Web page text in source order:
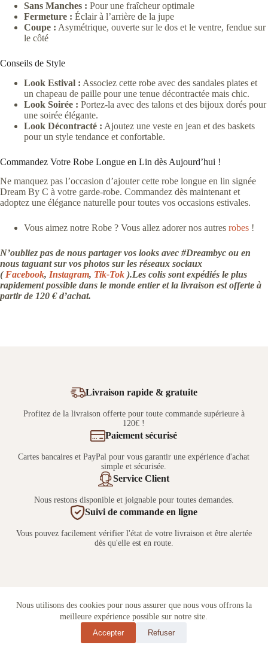
Nous utilisons des cookies pour nous assurer que nous vous offrons la
meilleure expérience possible sur notre site.
Accepter
Refuser
Sans Manches : Pour une fraîcheur optimale
Fermeture : Éclair à l’arrière de la jupe
Coupe : Asymétrique, ouverte sur le dos et le ventre, fendue sur
le côté
Conseils de Style
Look Estival : Associez cette robe avec des sandales plates et
un chapeau de paille pour une tenue décontractée mais chic.
Look Soirée : Portez-la avec des talons et des bijoux dorés pour
une soirée élégante.
Look Décontracté : Ajoutez une veste en jean et des baskets
pour un style tendance et confortable.
Commandez Votre Robe Longue en Lin dès Aujourd’hui !
Ne manquez pas l’occasion d’ajouter cette robe longue en lin signée
Dream By C à votre garde-robe. Commandez dès maintenant et
adoptez une élégance naturelle pour toutes vos occasions estivales.
Vous aimez notre Robe ? Vous allez adorer nos autres robes !
N’oubliez pas de nous partager vos looks avec #Dreambyc ou en
nous taguant sur vos photos sur les réseaux sociaux
(Facebook, Instagram, Tik-Tok ).Les colis sont expédiés le plus
rapidement possible dans le monde entier et la livraison est offerte à
partir de 120 € d’achat.
Livraison rapide & gratuite
Profitez de la livraison offerte pour toute commande supérieure à
120€ !
Paiement sécurisé
Cartes bancaires et PayPal pour vous garantir une expérience d'achat
simple et sécurisée.
Service Client
Nous restons disponible et joignable pour toutes demandes.
Suivi de commande en ligne
Vous pouvez facilement vérifier l'état de votre livraison et être alertée
dès qu'elle est en route.
Copyright © 2026 - Créé par MTACOM